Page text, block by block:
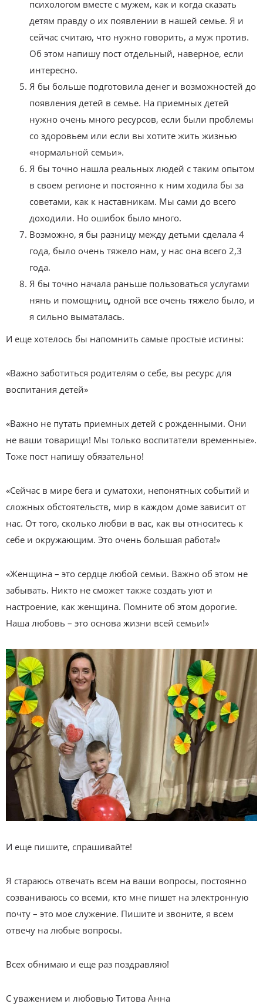
психологом вместе с мужем, как и когда сказать
детям правду о их появлении в нашей семье. Я и
сейчас считаю, что нужно говорить, а муж против.
Об этом напишу пост отдельный, наверное, если
интересно.
Я бы больше подготовила денег и возможностей до
появления детей в семье. На приемных детей
нужно очень много ресурсов, если были проблемы
со здоровьем или если вы хотите жить жизнью
«нормальной семьи».
Я бы точно нашла реальных людей с таким опытом
в своем регионе и постоянно к ним ходила бы за
советами, как к наставникам. Мы сами до всего
доходили. Но ошибок было много.
Возможно, я бы разницу между детьми сделала 4
года, было очень тяжело нам, у нас она всего 2,3
года.
Я бы точно начала раньше пользоваться услугами
нянь и помощниц, одной все очень тяжело было, и
я сильно выматалась.
И еще хотелось бы напомнить самые простые истины:
«Важно заботиться родителям о себе, вы ресурс для
воспитания детей»
«Важно не путать приемных детей с рожденными. Они
не ваши товарищи! Мы только воспитатели временные».
Тоже пост напишу обязательно!
«Сейчас в мире бега и суматохи, непонятных событий и
сложных обстоятельств, мир в каждом доме зависит от
нас. От того, сколько любви в вас, как вы относитесь к
себе и окружающим. Это очень большая работа!»
«Женщина – это сердце любой семьи. Важно об этом не
забывать. Никто не сможет также создать уют и
настроение, как женщина. Помните об этом дорогие.
Наша любовь – это основа жизни всей семьи!»
И еще пишите, спрашивайте!
Я стараюсь отвечать всем на ваши вопросы, постоянно
созваниваюсь со всеми, кто мне пишет на электронную
почту – это мое служение. Пишите и звоните, я всем
отвечу на любые вопросы.
Всех обнимаю и еще раз поздравляю!
С уважением и любовью Титова Анна